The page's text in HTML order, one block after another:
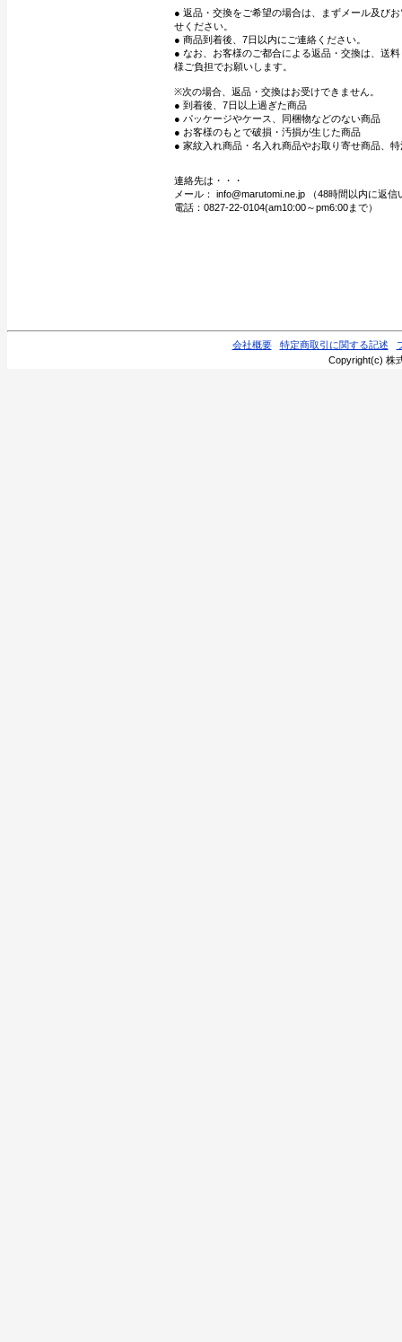
● 返品・交換をご希望の場合は、まずメール及び
せください。
● 商品到着後、7日以内にご連絡ください。
● なお、お客様のご都合による返品・交換は、送
様ご負担でお願いします。
※次の場合、返品・交換はお受けできません。
● 到着後、7日以上過ぎた商品
● パッケージやケース、同梱物などのない商品
● お客様のもとで破損・汚損が生じた商品
● 家紋入れ商品・名入れ商品やお取り寄せ商品、
連絡先は・・・
メール： info@marutomi.ne.jp （48時間以内に返信
電話：0827-22-0104(am10:00～pm6:00まで）
会社概要 特定商取引に関する記述
Copyright(c) 株